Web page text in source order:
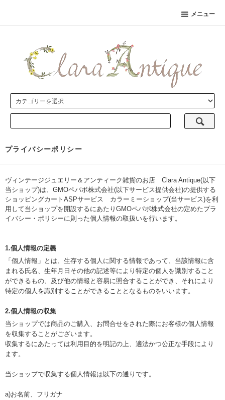
メニュー
プライバシーポリシー
ヴィンテージジュエリー＆アンティーク雑貨のお店 Clara Antique(以下
当ショップ)は、 GMOペパボ株式会社(以下サービス提供会社)の提供する
ショッピングカートASPサービス カラーミーショップ(当サービス)を利
用して当ショップを開設するにあたりGMOペパボ株式会社の定めたプラ
イバシー・ポリシーに則った個人情報の取扱いを行います。
1.個人情報の定義
「個人情報」とは、生存する個人に関する情報であって、当該情報に含
まれる氏名、生年月日その他の記述等により特定の個人を識別すること
ができるもの、及び他の情報と容易に照合することができ、それにより
特定の個人を識別することができることとなるものをいいます。
2.個人情報の収集
当ショップでは商品のご購入、お問合せをされた際にお客様の個人情報
を収集することがございます。
収集するにあたっては利用目的を明記の上、適法かつ公正な手段により
ます。
当ショップで収集する個人情報は以下の通りです。
a)お名前、フリガナ